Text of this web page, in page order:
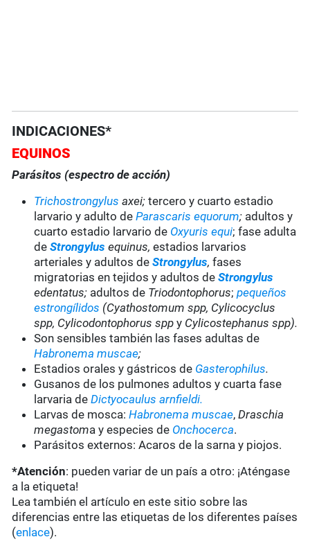
INDICACIONES*
EQUINOS
Parásitos (espectro de acción)
Trichostrongylusaxei;tercero y cuarto estadio
larvario y adulto deParascaris equorum; adultos y
cuarto estadio larvario de Oxyuris equi; fase adulta
deStrongylus equinus, estadios larvarios
arteriales y adultos deStrongylus, fases
migratorias en tejidos y adultos deStrongylus
edentatus; adultos de Triodontophorus;pequeños
estrongílidos (Cyathostomum spp, Cylicocyclus
spp, Cylicodontophorus spp y Cylicostephanus spp).
Son sensibles también las fases adultas de
Habronema muscae;
Estadios orales y gástricos de Gasterophilus.
Gusanos de los pulmones adultos y cuarta fase
larvaria deDictyocaulus arnfieldi.
Larvas de mosca:Habronema muscae,Draschia
megastoma y especies de Onchocerca.
Parásitos externos: Acaros de la sarna y piojos.
*Atención: pueden variar de un país a otro: ¡Aténgase
a la etiqueta!
Lea también el artículo en este sitio sobre las
diferencias entre las etiquetas de los diferentes países
(enlace).